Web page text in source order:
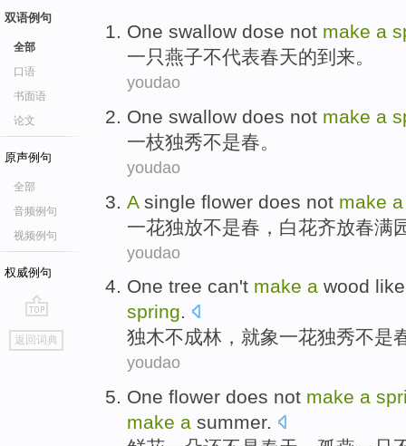
双语例句
全部
口语
书面语
论文
原声例句
全部
音频例句
视频例句
权威例句
go
top
返回词典
One swallow dose not make a
一只燕子不代表春天的到来。
youdao
One swallow does not make a
一枝独秀不是春。
youdao
A single flower does not make
一花独放不是春 ，白花齐放春满
youdao
One tree can't make a wood like
spring.
独木不成林 ，就象一花独秀不是
youdao
One flower does not make a
make a summer.